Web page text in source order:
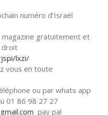
numéro d’Israël
magazine gratuitement et
droit
lxzi/
vous en toute
ou par whats app
01 86 98 27 27
pay pal